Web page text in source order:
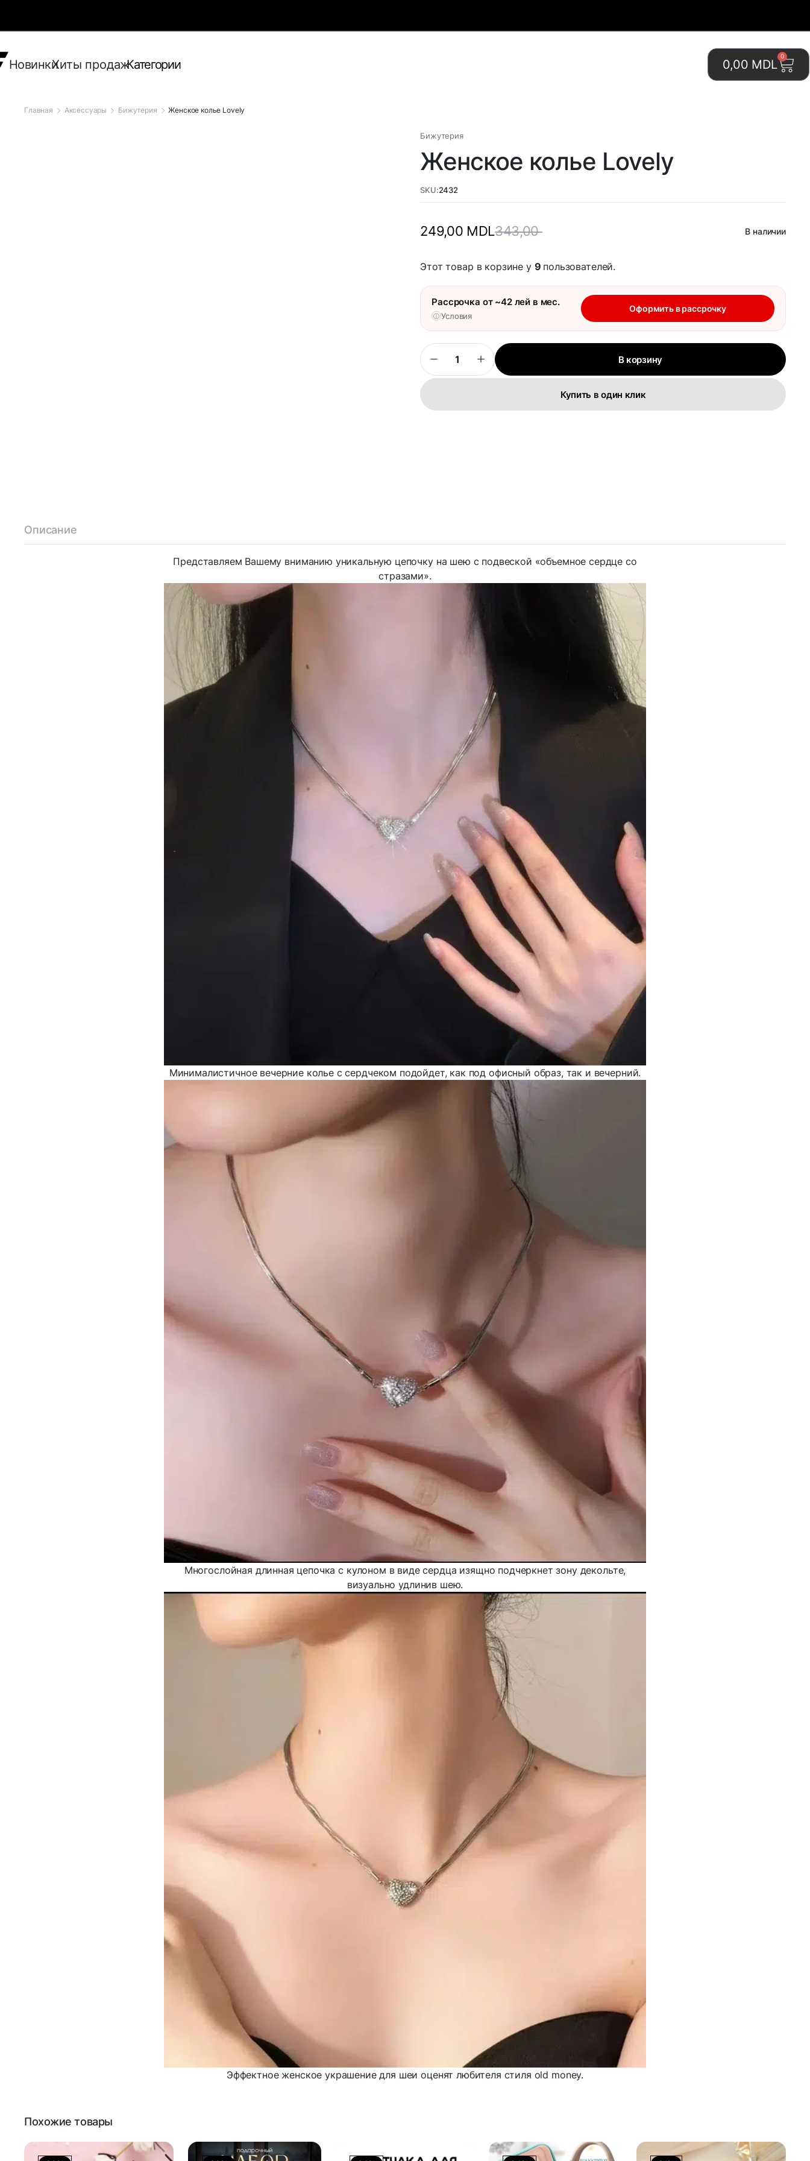
НовинкиХиты продажКатегории 0,00 MDL
0
Главная Аксессуары Бижутерия Женское колье Lovely
Бижутерия
Женское колье Lovely
SKU:2432
343,00
249,00 MDL В наличии
Этот товар в корзине у 9 пользователей.
Рассрочка от ~42 лей в мес.
ⓘ Условия
Оформить в рассрочку
В корзину
Купить в один клик
Описание
Представляем Вашему вниманию уникальную цепочку на шею с подвеской «объемное сердце со
стразами».
Минималистичное вечерние колье с сердчеком подойдет, как под офисный образ, так и вечерний.
Многослойная длинная цепочка с кулоном в виде сердца изящно подчеркнет зону декольте,
визуально удлинив шею.
Эффектное женское украшение для шеи оценят любителя стиля old money.
Похожие товары